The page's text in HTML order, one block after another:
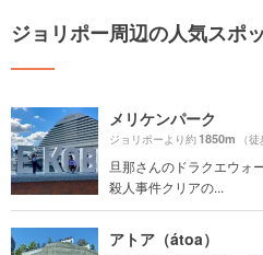
ジョリポー周辺の人気スポ
メリケンパーク
ジョリポーより約1850m （
旦那さんのドラクエウォ
殺人事件クリアの...
アトア（átoa）